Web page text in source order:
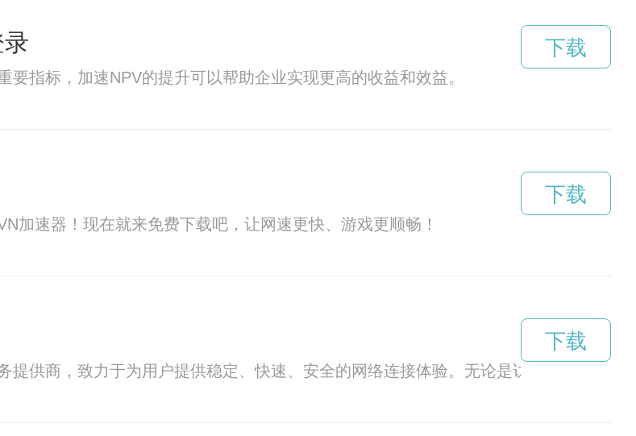
指标，加速NPV的提升可以帮助企业实现更高的收益和效益。
下载
加速器！现在就来免费下载吧，让网速更快、游戏更顺畅！
下载
提供商，致力于为用户提供稳定、快速、安全的网络连接体验。无论是访问网站、观
下载